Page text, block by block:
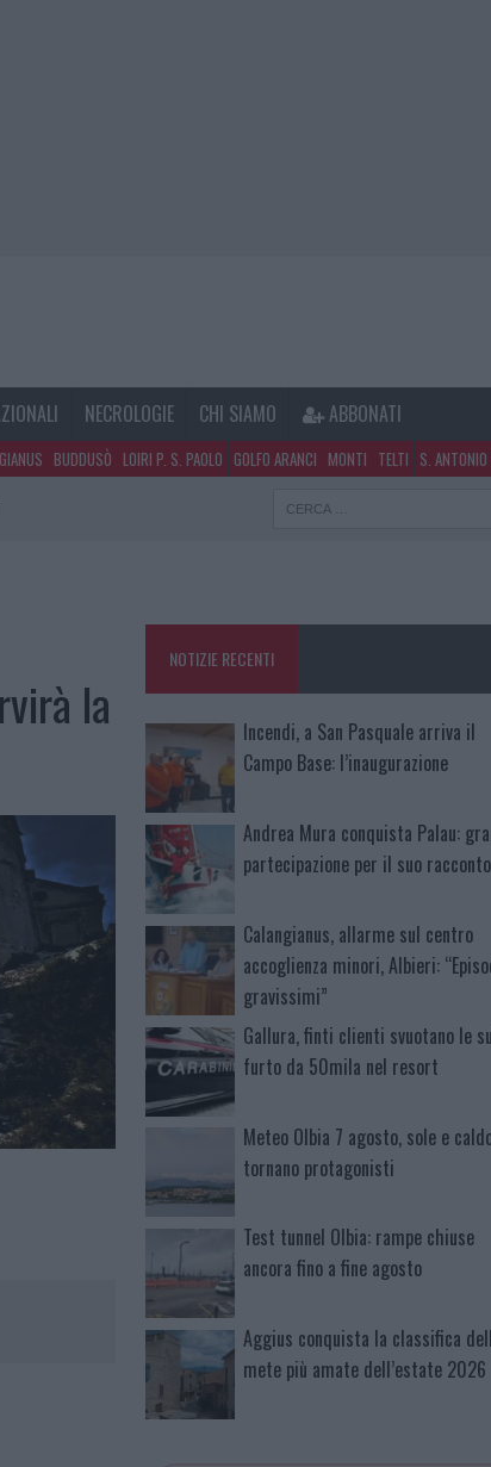
NECROLOGIE CHI SIAMO ABBONATI
BUDDUSÒ LOIRI P. S. PAOLO GOLFO ARANCI MONTI TELTI S.
la
NOTIZIE RECENTI
Incendi, a San Pasquale arriva il
Campo Base: l’inaugurazione
Andrea Mura conquista Palau:
partecipazione per il suo racconto
Calangianus, allarme sul centro
accoglienza minori, Albieri:
gravissimi”
Gallura, finti clienti svuotano le
furto da 50mila nel resort
Meteo Olbia 7 agosto, sole e
tornano protagonisti
Test tunnel Olbia: rampe chiuse
ancora fino a fine agosto
Aggius conquista la classifica
mete più amate dell’estate 2026